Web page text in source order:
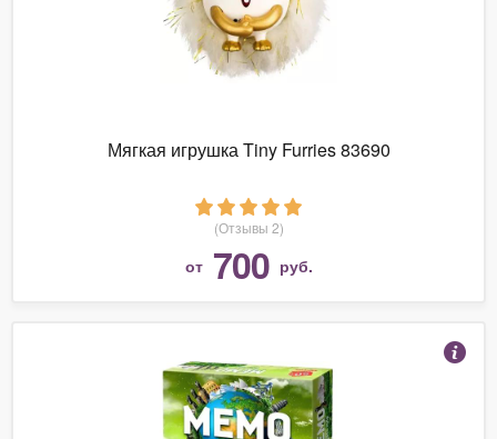
Мягкая игрушка Tiny Furries 83690
(Отзывы 2)
от 700 руб.